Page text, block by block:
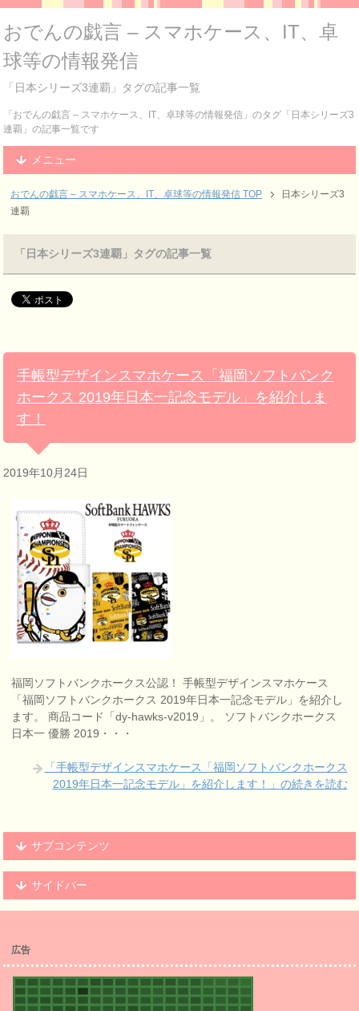
おでんの戯言 – スマホケース、IT、卓
球等の情報発信
「日本シリーズ3連覇」タグの記事一覧
「おでんの戯言 – スマホケース、IT、卓球等の情報発信」のタグ「日本シリーズ3
連覇」の記事一覧です
メニュー
おでんの戯言 – スマホケース、IT、卓球等の情報発信 TOP
日本シリーズ3
連覇
「日本シリーズ3連覇」タグの記事一覧
手帳型デザインスマホケース「福岡ソフトバンク
ホークス 2019年日本一記念モデル」を紹介しま
す！
2019年10月24日
福岡ソフトバンクホークス公認！ 手帳型デザインスマホケース
「福岡ソフトバンクホークス 2019年日本一記念モデル」を紹介し
ます。 商品コード「dy-hawks-v2019」。 ソフトバンクホークス
日本一 優勝 2019・・・
「手帳型デザインスマホケース「福岡ソフトバンクホークス
2019年日本一記念モデル」を紹介します！」の続きを読む
サブコンテンツ
サイドバー
広告